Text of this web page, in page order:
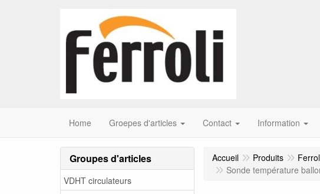
Home Groepes d'articles Contact Information
Groupes d'articles
VDHT circulateurs
Accueil Produits
Sonde température